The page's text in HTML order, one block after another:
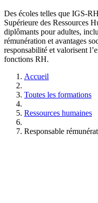
Des écoles telles que IGS-
Supérieure des Ressources
diplômants pour adultes,
rémunération et avantages
responsabilité et valorisent
fonctions RH.
Accueil
Toutes les formations
Ressources humaines
Responsable